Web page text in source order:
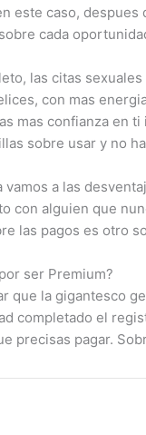
este caso,
cada
las citas
con mas
mas confianza en
sobre usar y no
vamos a las
con alguien que
las pagos es otro
ser Premium?
que la gigantesco
completado el
precisas pagar.